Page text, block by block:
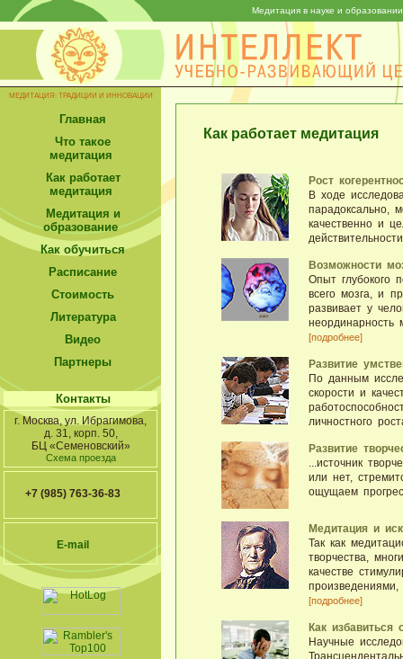
Медитация в науке и
МЕДИТАЦИЯ: ТРАДИЦИИ И ИННОВАЦИИ
Главная
Что такое
медитация
Как работает
медитация
Медитация и
образование
Как обучиться
Расписание
Стоимость
Литература
Видео
Партнеры
Контакты
г. Москва, ул. Ибрагимова,
д. 31, корп. 50,
БЦ «Семеновский»
Схема проезда
+7 (985) 763-36-83
E-mail
Как работает медитация
Рост
В ходе
парадоксально,
качественно и
Bозможности
Опыт глубокого
всего мозга, и
развивает у
[подробнее]
Развитие
По данным
скорости и
личностного
Развитие
...источник
или нет,
ощущаем
Медитация и
Так как
творчества,
качестве
[подробнее]
Как избавиться
Научные